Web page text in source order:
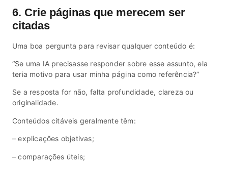
6. Crie páginas que merecem ser
citadas
Uma boa pergunta para revisar qualquer conteúdo é:
“Se uma IA precisasse responder sobre esse assunto, ela
teria motivo para usar minha página como referência?”
Se a resposta for não, falta profundidade, clareza ou
originalidade.
Conteúdos citáveis geralmente têm:
– explicações objetivas;
– comparações úteis;